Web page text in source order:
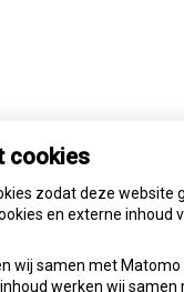
cookies
zodat deze website
en externe inhoud
wij samen met Matomo
werken wij samen